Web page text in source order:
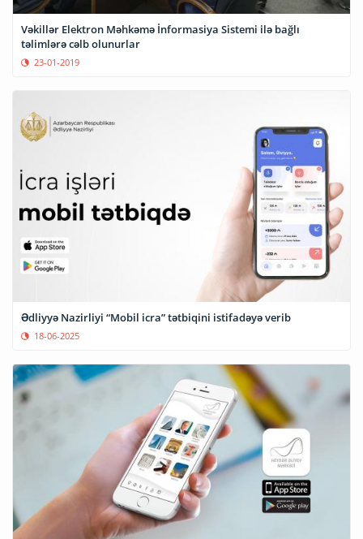
Vəkillər Elektron Məhkəmə İnformasiya Sistemi ilə bağlı
təlimlərə cəlb olunurlar
23-01-2019
Ədliyyə Nazirliyi “Mobil icra” tətbiqini istifadəyə verib
18-06-2025